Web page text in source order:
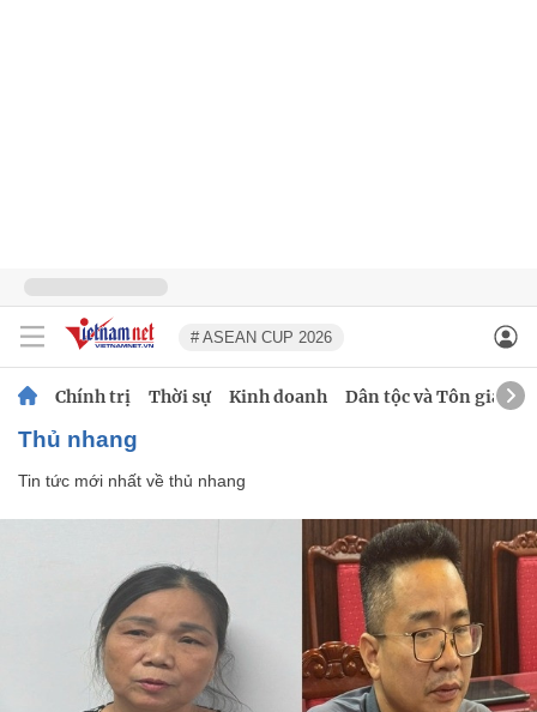
# ASEAN CUP 2026
Chính trị Thời sự Kinh doanh Dân tộc và Tôn giáo
thủ nhang
Tin tức mới nhất về thủ nhang